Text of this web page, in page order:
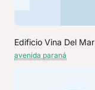
Edificio Vina Del Mar
avenida paraná